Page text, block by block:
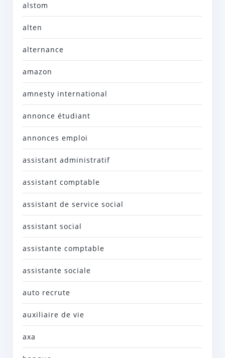
alstom
alten
alternance
amazon
amnesty international
annonce étudiant
annonces emploi
assistant administratif
assistant comptable
assistant de service social
assistant social
assistante comptable
assistante sociale
auto recrute
auxiliaire de vie
axa